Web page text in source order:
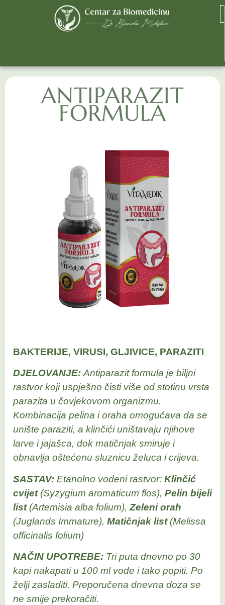
ANTIPARAZIT
FORMULA
BAKTERIJE, VIRUSI, GLJIVICE, PARAZITI
DJELOVANJE:Antiparazit formula je biljni
rastvor koji uspješno čisti više od stotinu vrsta
parazita u čovjekovom organizmu.
Kombinacija pelina i oraha omogućava da se
unište paraziti, a klinčići uništavaju njihove
larve i jajašca, dok matičnjak smiruje i
obnavlja oštećenu sluznicu želuca i crijeva.
SASTAV: Etanolno vodeni rastvor: Klinčić
cvijet(Syzygium aromaticum flos), Pelin bijeli
list(Artemisia alba folium),Zeleni orah
(Juglands Immature), Matičnjak list(Melissa
officinalis folium)
NAČIN UPOTREBE: Tri puta dnevno po 30
kapi nakapati u 100 ml vode i tako popiti. Po
želji zasladiti. Preporučena dnevna doza se
ne smije prekoračiti.